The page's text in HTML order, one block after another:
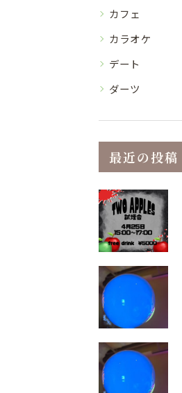
カフェ
カラオケ
デート
ダーツ
最近の投稿